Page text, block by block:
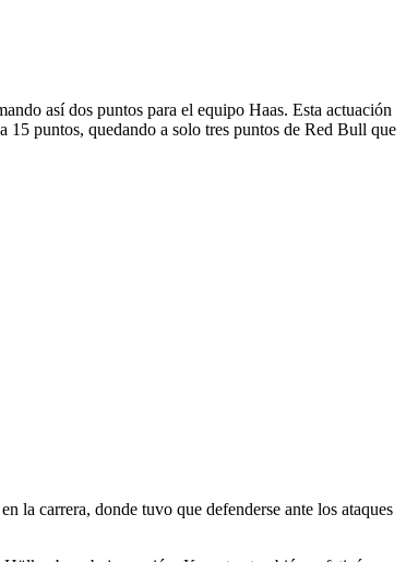
así dos puntos para el equipo Haas. Esta actuación
puntos, quedando a solo tres puntos de Red Bull que
la carrera, donde tuvo que defenderse ante los ataques